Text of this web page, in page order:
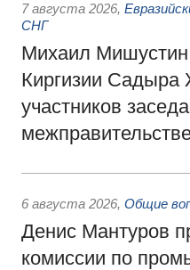
7 августа 2026,
СНГ
Михаил Мишустин
Киргизии Садыра
участников
6 августа 2026, Общие
Денис Мантуров
комиссии по